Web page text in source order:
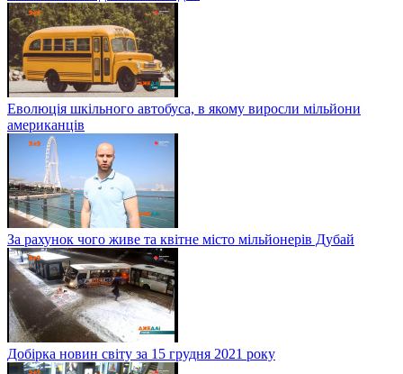
Еволюція шкільного автобуса, в якому виросли мільйони
американців
За рахунок чого живе та квітне місто мільйонерів Дубай
Добірка новин світу за 15 грудня 2021 року